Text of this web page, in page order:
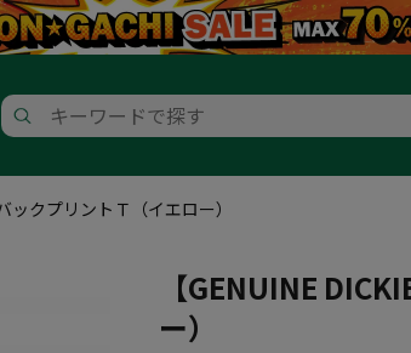
ックプリントＴ（イエロー）
【GENUINE
ー）